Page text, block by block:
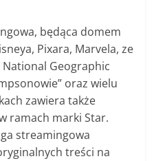
będąca domem
Pixara, Marvela, ze
Geographic
oraz wielu
zawiera także
ramach marki Star.
streamingowa
treści na